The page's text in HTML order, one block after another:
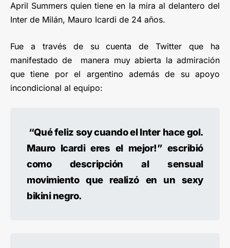
April Summers quien tiene en la mira al delantero del
Inter de Milán, Mauro Icardi de 24 años.
Fue a través de su cuenta de Twitter que ha
manifestado de manera muy abierta la admiración
que tiene por el argentino además de su apoyo
incondicional al equipo:
“Qué feliz soy cuando el Inter hace gol.
Mauro Icardi eres el mejor!” escribió
como descripción al sensual
movimiento que realizó en un sexy
bikini negro.